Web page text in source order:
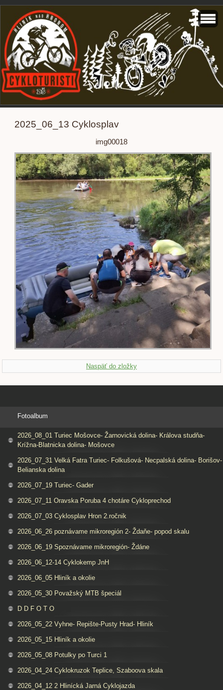
2025_06_13 Cyklosplav
img00018
Naspäť do zložky
Fotoalbum
2026_08_01 Turiec Mošovce- Žarnovická dolina- Králova studňa-
Krížna-Blatnicka dolina- Mošovce
2026_07_31 Velká Fatra Turiec- Folkušová- Necpalská dolina- Borišov-
Belianska dolina
2026_07_19 Turiec- Gader
2026_07_11 Oravska Poruba 4 chotáre Cykloprechod
2026_07_03 Cyklosplav Hron 2.ročnik
2026_06_26 poznávame mikroregión 2- Ždaňe- popod skalu
2026_06_19 Spoznávame mikroregión- Ždáne
2026_06_12-14 Cyklokemp JnH
2026_06_05 Hliník a okolie
2026_05_30 Považský MTB špeciál
D D F O T O
2026_05_22 Vyhne- Repište-Pusty Hrad- Hliník
2026_05_15 Hliník a okolie
2026_05_08 Potulky po Turci 1
2026_04_24 Cyklokruzok Teplice, Szaboova skala
2026_04_12 2 Hlinícká Jarná Cyklojazda